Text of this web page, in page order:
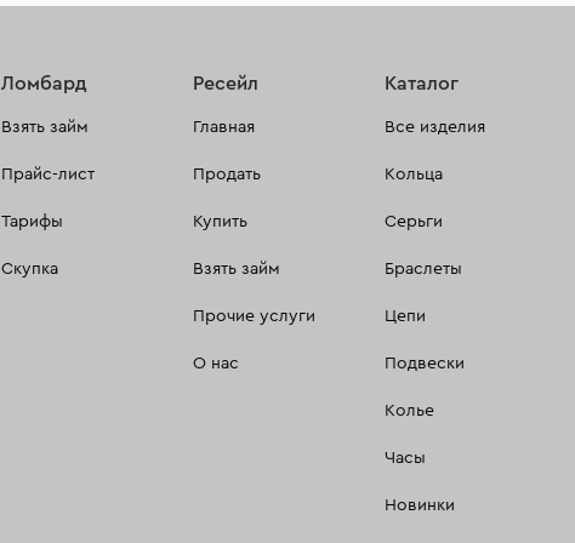
Ломбард
Взять займ
Прайс-лист
Тарифы
Скупка
Ресейл
Главная
Продать
Купить
Взять займ
Прочие услуги
О нас
Каталог
Все изделия
Кольца
Серьги
Браслеты
Цепи
Подвески
Колье
Часы
Новинки